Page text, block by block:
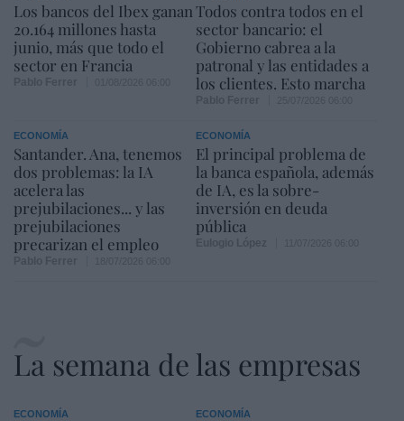
Los bancos del Ibex ganan
20.164 millones hasta
junio, más que todo el
sector en Francia
Todos contra todos en el
sector bancario: el
Gobierno cabrea a la
patronal y las entidades a
los clientes. Esto marcha
ECONOMÍA
Santander. Ana, tenemos
dos problemas: la IA
acelera las
prejubilaciones... y las
prejubilaciones
precarizan el empleo
ECONOMÍA
El principal problema de
la banca española, además
de IA, es la sobre-
inversión en deuda
pública
La semana de las empresas
ECONOMÍA ECONOMÍA